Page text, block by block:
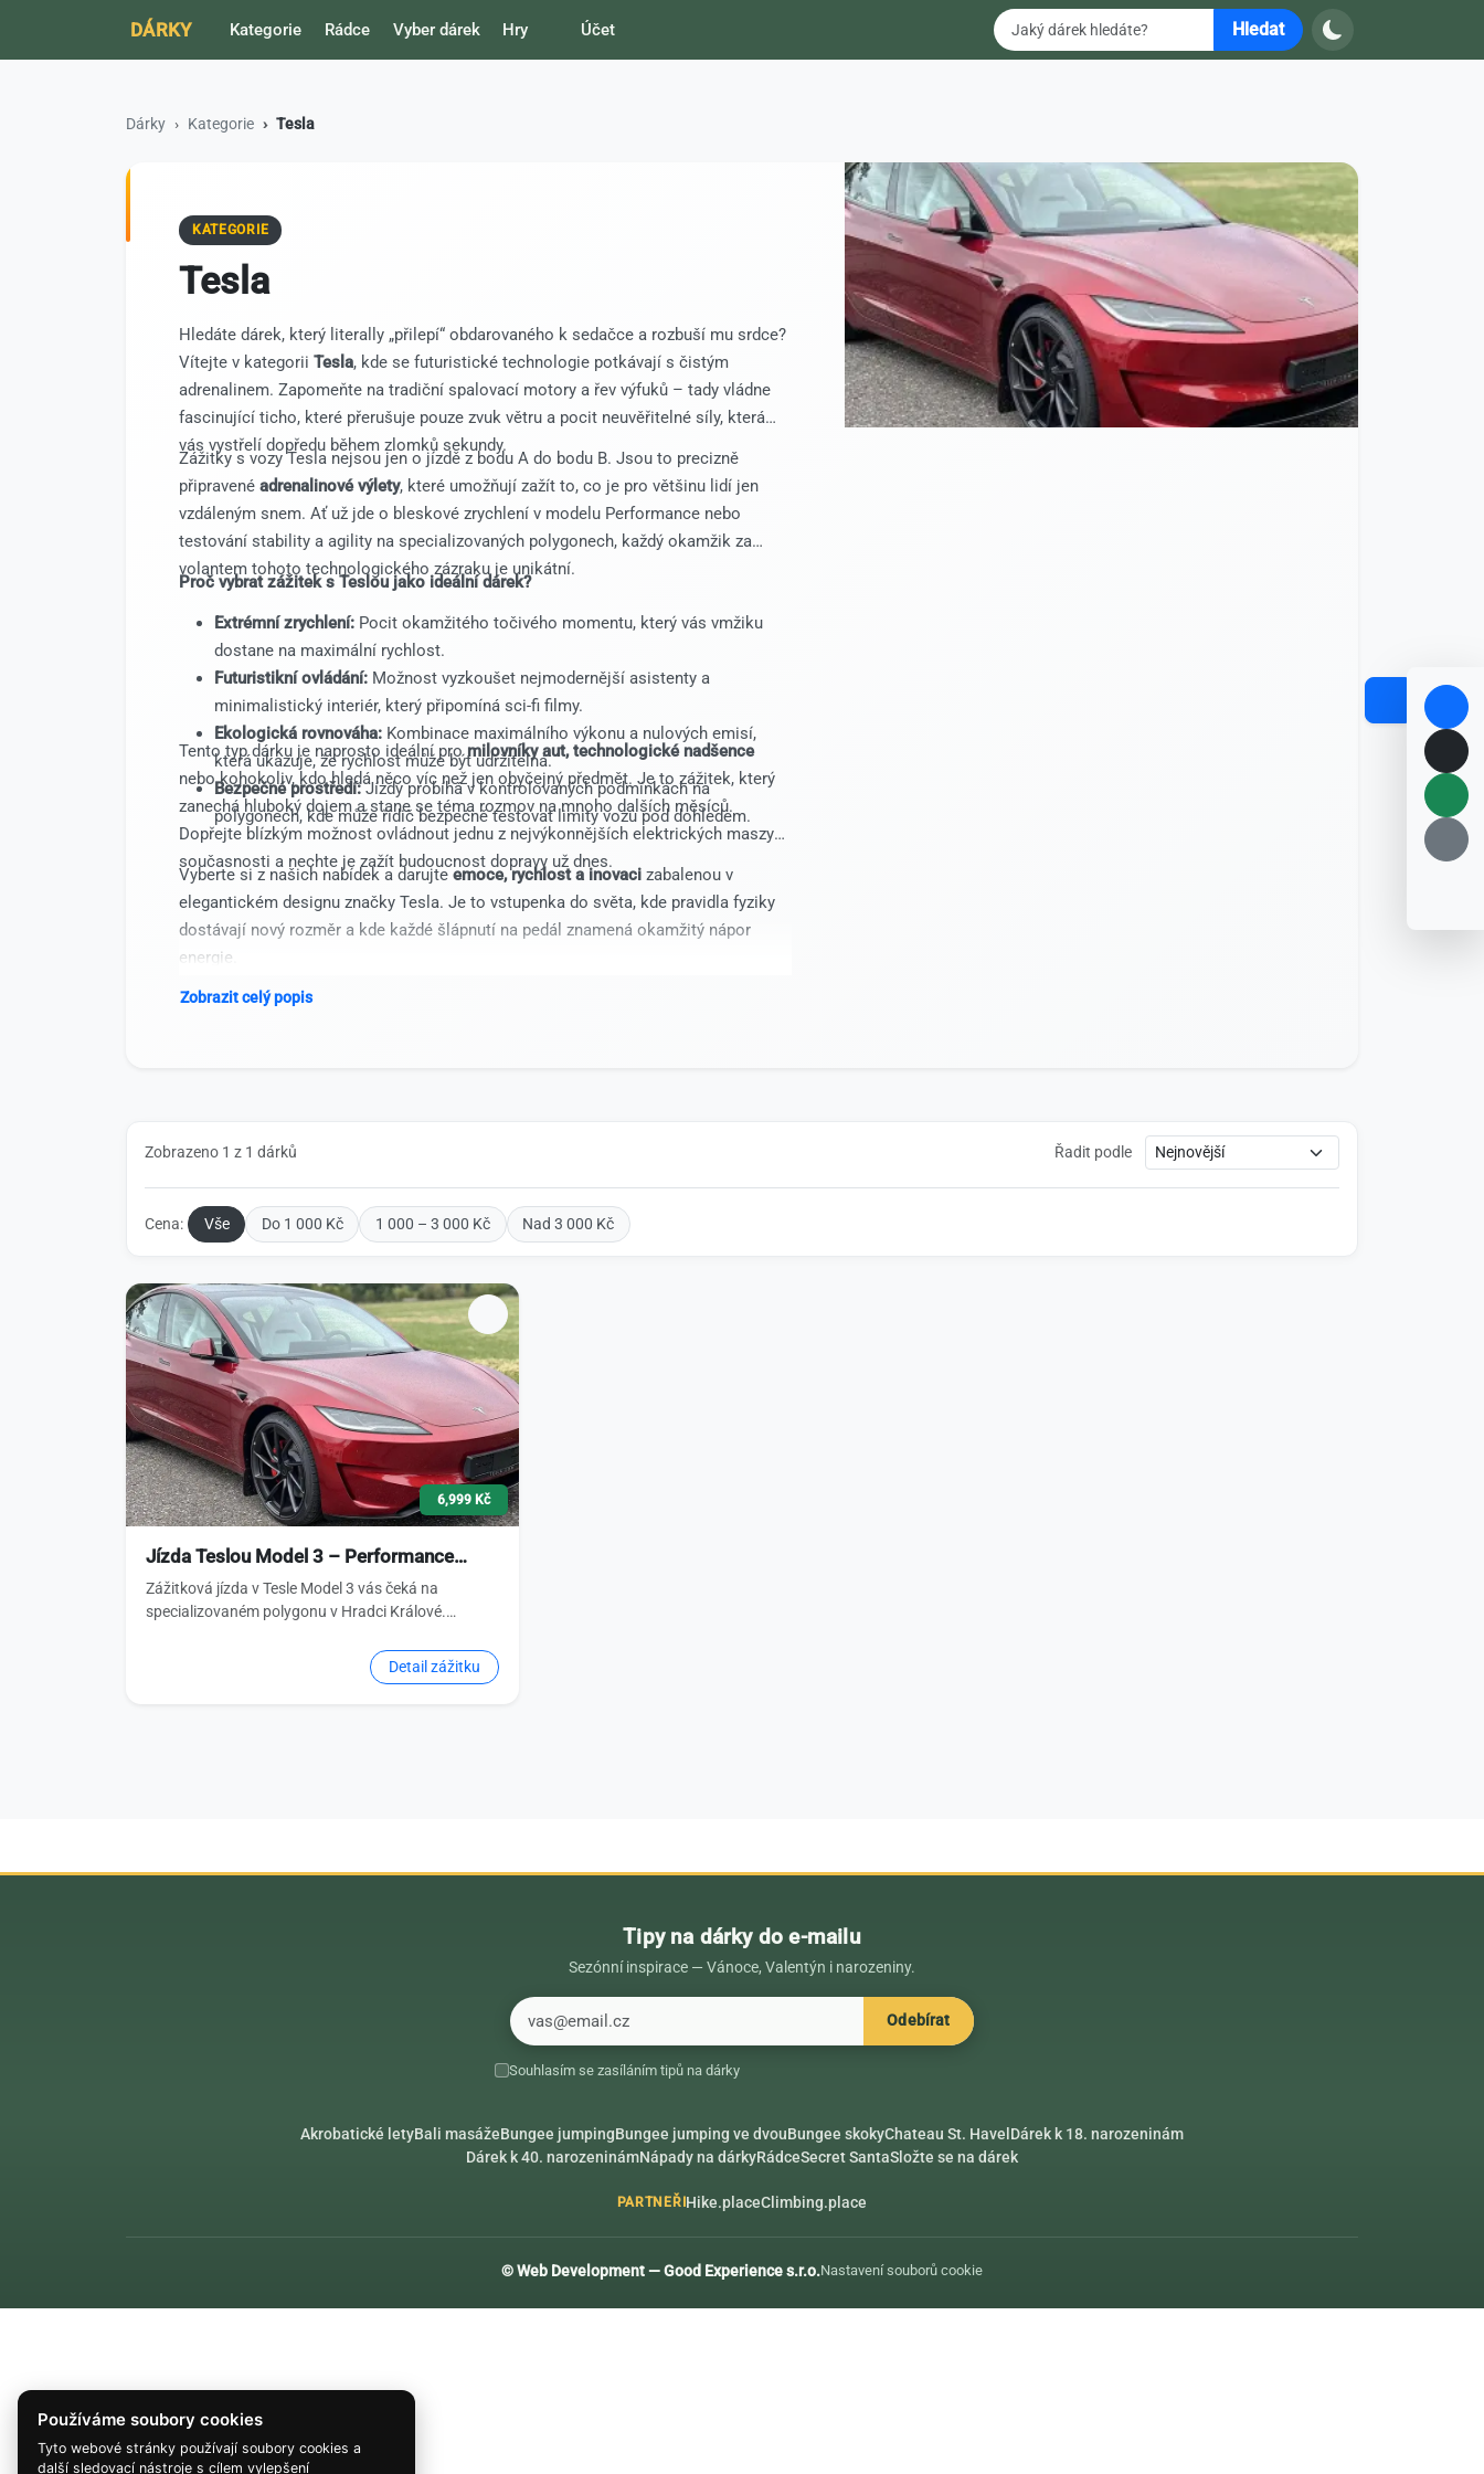
Používáme soubory cookies
Tyto webové stránky používají soubory cookies a
další sledovací nástroje s cílem vylepšení
DÁRKY Kategorie Rádce Vyber dárek Hry Účet Hledat
Dárky Kategorie Tesla
KATEGORIE
Tesla
Hledáte dárek, který literally „přilepí“ obdarovaného k sedačce a rozbuší mu srdce?
Vítejte v kategorii Tesla, kde se futuristické technologie potkávají s čistým
adrenalinem. Zapomeňte na tradiční spalovací motory a řev výfuků – tady vládne
fascinující ticho, které přerušuje pouze zvuk větru a pocit neuvěřitelné síly, která
vás vystřelí dopředu během zlomků sekundy.
Zážitky s vozy Tesla nejsou jen o jízdě z bodu A do bodu B. Jsou to precizně
připravené adrenalinové výlety, které umožňují zažít to, co je pro většinu lidí jen
vzdáleným snem. Ať už jde o bleskové zrychlení v modelu Performance nebo
testování stability a agility na specializovaných polygonech, každý okamžik za
volantem tohoto technologického zázraku je unikátní.
Proč vybrat zážitek s Teslou jako ideální dárek?
Extrémní zrychlení: Pocit okamžitého točivého momentu, který vás vmžiku
dostane na maximální rychlost.
Futuristikní ovládání: Možnost vyzkoušet nejmodernější asistenty a
minimalistický interiér, který připomíná sci-fi filmy.
Ekologická rovnováha: Kombinace maximálního výkonu a nulových emisí,
která ukazuje, že rychlost může být udržitelná.
Bezpečné prostředí:Jízdy probíhá v kontrolovaných podmínkách na
polygonech, kde může řidič bezpečně testovat limity vozu pod dohledem.
Tento typ dárku je naprosto ideální promilovníky aut, technologické nadšence
nebo kohokoliv, kdo hledá něco víc než jen obyčejný předmět. Je to zážitek, který
zanechá hluboký dojem a stane se téma rozmov na mnoho dalších měsíců.
Dopřejte blízkým možnost ovládnout jednu z nejvýkonnějších elektrických maszyn
současnosti a nechte je zažít budoucnost dopravy už dnes.
Vyberte si z našich nabídek a darujte emoce, rychlost a inovaci zabalenou v
elegantickém designu značky Tesla. Je to vstupenka do světa, kde pravidla fyziky
dostávají nový rozměr a kde každé šlápnutí na pedál znamená okamžitý nápor
energie.
Zobrazit celý popis
Zobrazeno 1 z 1 dárků Řadit podle
Cena: Vše Do 1 000 Kč 1 000 – 3 000 Kč Nad 3 000 Kč
6,999 Kč
Jízda Teslou Model 3 – Performance…
Zážitková jízda v Tesle Model 3 vás čeká na
specializovaném polygonu v Hradci Králové.…
Detail zážitku
Tipy na dárky do e-mailu
Sezónní inspirace — Vánoce, Valentýn i narozeniny.
Odebírat
Souhlasím se zasíláním tipů na dárky
Akrobatické letyBali masážeBungee jumpingBungee jumping ve dvouBungee skokyChateau St. Havel Dárek k 18. narozeninám
Dárek k 40. narozeninámNápady na dárkyRádceSecret SantaSložte se na dárek
PARTNEŘI Hike.placeClimbing.place
© Web Development — Good Experience s.r.o.Nastavení souborů cookie